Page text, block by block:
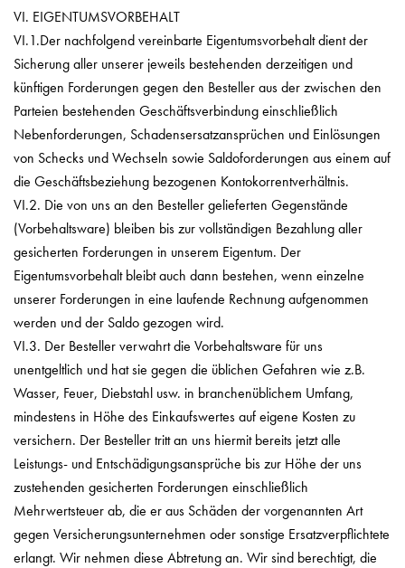
VI. EIGENTUMSVORBEHALT
VI.1.Der nachfolgend vereinbarte Eigentumsvorbehalt dient der
Sicherung aller unserer jeweils bestehenden derzeitigen und
künftigen Forderungen gegen den Besteller aus der zwischen den
Parteien bestehenden Geschäftsverbindung einschließlich
Nebenforderungen, Schadensersatzansprüchen und Einlösungen
von Schecks und Wechseln sowie Saldoforderungen aus einem auf
die Geschäftsbeziehung bezogenen Kontokorrentverhältnis.
VI.2. Die von uns an den Besteller gelieferten Gegenstände
(Vorbehaltsware) bleiben bis zur vollständigen Bezahlung aller
gesicherten Forderungen in unserem Eigentum. Der
Eigentumsvorbehalt bleibt auch dann bestehen, wenn einzelne
unserer Forderungen in eine laufende Rechnung aufgenommen
werden und der Saldo gezogen wird.
VI.3. Der Besteller verwahrt die Vorbehaltsware für uns
unentgeltlich und hat sie gegen die üblichen Gefahren wie z.B.
Wasser, Feuer, Diebstahl usw. in branchenüblichem Umfang,
mindestens in Höhe des Einkaufswertes auf eigene Kosten zu
versichern. Der Besteller tritt an uns hiermit bereits jetzt alle
Leistungs- und Entschädigungsansprüche bis zur Höhe der uns
zustehenden gesicherten Forderungen einschließlich
Mehrwertsteuer ab, die er aus Schäden der vorgenannten Art
gegen Versicherungsunternehmen oder sonstige Ersatzverpflichtete
erlangt. Wir nehmen diese Abtretung an. Wir sind berechtigt, die